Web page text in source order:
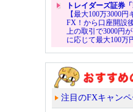
トレイダーズ証券
【最大100万3000
FX！から口座開設
上の取引で3000円
に応じて最大100万
注目のFXキャンペ